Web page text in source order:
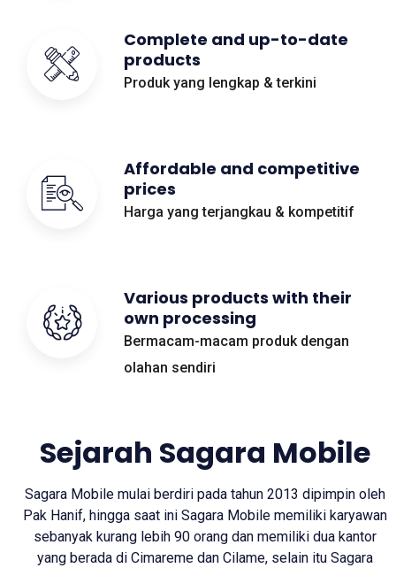
Complete and up-to-date
products
Produk yang lengkap & terkini
Affordable and competitive
prices
Harga yang terjangkau & kompetitif
Various products with their
own processing
Bermacam-macam produk dengan
olahan sendiri
Sejarah Sagara Mobile
Sagara Mobile mulai berdiri pada tahun 2013 dipimpin oleh
Pak Hanif, hingga saat ini Sagara Mobile memiliki karyawan
sebanyak kurang lebih 90 orang dan memiliki dua kantor
yang berada di Cimareme dan Cilame, selain itu Sagara